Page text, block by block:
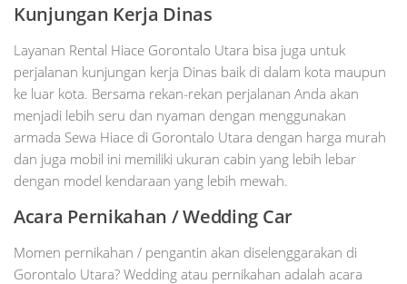
Kunjungan Kerja Dinas
Layanan Rental Hiace Gorontalo Utara bisa juga untuk
perjalanan kunjungan kerja Dinas baik di dalam kota maupun
ke luar kota. Bersama rekan-rekan perjalanan Anda akan
menjadi lebih seru dan nyaman dengan menggunakan
armada Sewa Hiace di Gorontalo Utara dengan harga murah
dan juga mobil ini memiliki ukuran cabin yang lebih lebar
dengan model kendaraan yang lebih mewah.
Acara Pernikahan / Wedding Car
Momen pernikahan / pengantin akan diselenggarakan di
Gorontalo Utara? Wedding atau pernikahan adalah acara